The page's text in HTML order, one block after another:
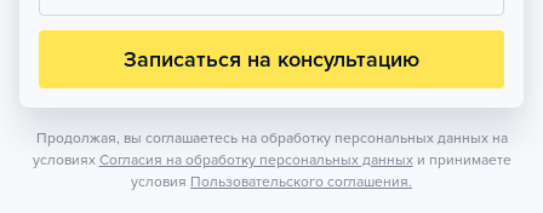
Записаться на консультацию
Продолжая, вы соглашаетесь на обработку персональных данных на
условиях Согласия на обработку персональных данных и принимаете
условия Пользовательского соглашения.